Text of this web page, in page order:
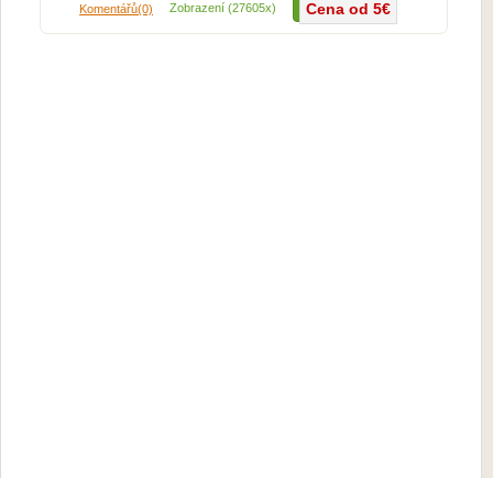
Cena od 5€
Komentářů(0) Zobrazení (27605x) Více...